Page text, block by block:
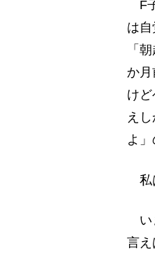
F
は
「
か月
け
え
よ
私
い
言え